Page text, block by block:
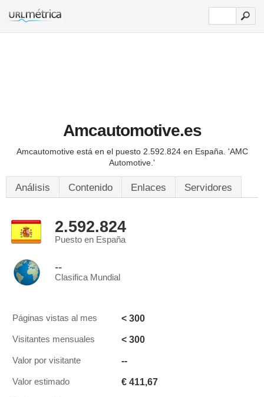
Amcautomotive.es
Amcautomotive está en el puesto 2.592.824 en España. 'AMC
Automotive.'
Análisis Contenido Enlaces Servidores
2.592.824
Puesto en España
--
Clasifica Mundial
Páginas vistas al mes < 300
Visitantes mensuales < 300
Valor por visitante --
Valor estimado € 411,67